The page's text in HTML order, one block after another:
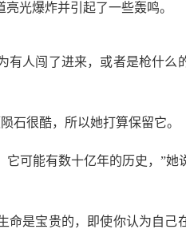
光爆炸并引起了一些轰鸣。
有人闯了进来，或者是枪什么
石很酷，所以她打算保留它。
可能有数十亿年的历史，”
命是宝贵的，即使你认为自己